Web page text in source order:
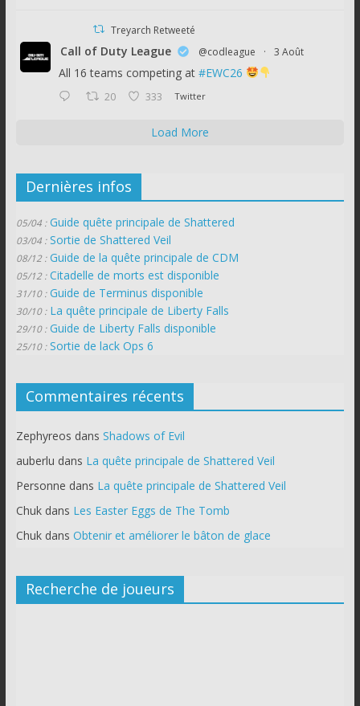
Treyarch Retweeté
Call of Duty League @codleague · 3 Août
All 16 teams competing at #EWC26
20 333 Twitter
Load More
Dernières infos
05/04 : Guide quête principale de Shattered
03/04 : Sortie de Shattered Veil
08/12 : Guide de la quête principale de CDM
05/12 : Citadelle de morts est disponible
31/10 : Guide de Terminus disponible
30/10 : La quête principale de Liberty Falls
29/10 : Guide de Liberty Falls disponible
25/10 : Sortie de lack Ops 6
Commentaires récents
Zephyreos dans Shadows of Evil
auberlu dans La quête principale de Shattered Veil
Personne dans La quête principale de Shattered Veil
Chukdans Les Easter Eggs de The Tomb
Chukdans Obtenir et améliorer le bâton de glace
Recherche de joueurs